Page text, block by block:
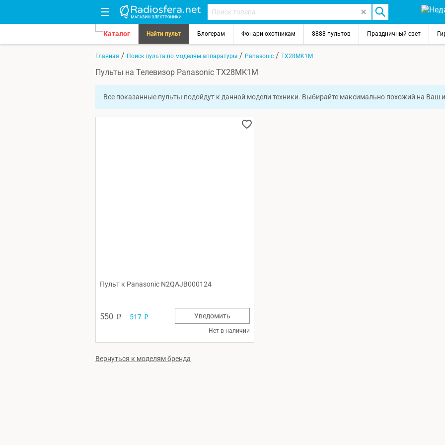
Каталог Найти пульт Блогерам Фонари охотникам 8888 пультов Праздничный свет
Главная / Поиск пульта по моделям аппаратуры / Panasonic / TX28MK1M
Пульты на Телевизор Panasonic TX28MK1M
Все показанные пульты подойдут к данной модели техники. Выбирайте максимально похожий на Ваш
Пульт к Panasonic N2QAJB000124
550 p 517 p
Нет в наличии
Уведомить
Вернуться к моделям бренда